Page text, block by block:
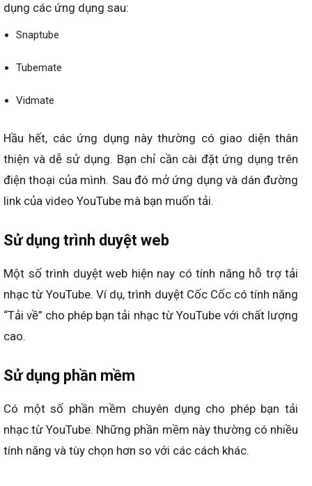
dụng các ứng dụng sau:
Snaptube
Tubemate
Vidmate
Hầu hết, các ứng dụng này thường có giao diện thân
thiện và dễ sử dụng. Bạn chỉ cần cài đặt ứng dụng trên
điện thoại của mình. Sau đó mở ứng dụng và dán đường
link của video YouTube mà bạn muốn tải.
Sử dụng trình duyệt web
Một số trình duyệt web hiện nay có tính năng hỗ trợ tải
nhạc từ YouTube. Ví dụ, trình duyệt Cốc Cốc có tính năng
“Tải về” cho phép bạn tải nhạc từ YouTube với chất lượng
cao.
Sử dụng phần mềm
Có một số phần mềm chuyên dụng cho phép bạn tải
nhạc từ YouTube. Những phần mềm này thường có nhiều
tính năng và tùy chọn hơn so với các cách khác.